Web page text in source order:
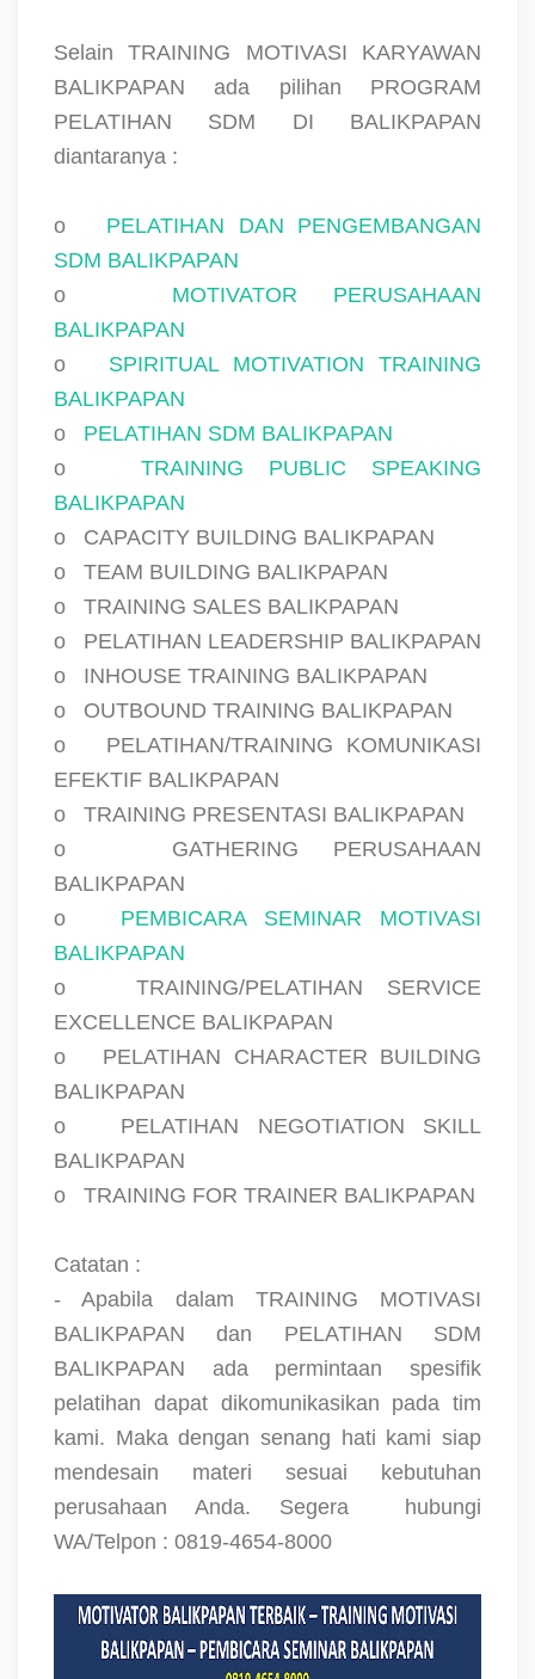
Selain TRAINING MOTIVASI KARYAWAN
BALIKPAPAN ada pilihan PROGRAM
PELATIHAN SDM DI BALIKPAPAN
diantaranya :
o
PELATIHAN DAN PENGEMBANGAN
SDM BALIKPAPAN
o
MOTIVATOR PERUSAHAAN
BALIKPAPAN
o
SPIRITUAL MOTIVATION TRAINING
BALIKPAPAN
o
PELATIHAN SDM BALIKPAPAN
o
TRAINING PUBLIC SPEAKING
BALIKPAPAN
o
CAPACITY BUILDING BALIKPAPAN
o
TEAM BUILDING BALIKPAPAN
o
TRAINING SALES BALIKPAPAN
o
PELATIHAN LEADERSHIP BALIKPAPAN
o
INHOUSE TRAINING BALIKPAPAN
o
OUTBOUND TRAINING BALIKPAPAN
o
PELATIHAN/TRAINING KOMUNIKASI
EFEKTIF BALIKPAPAN
o
TRAINING PRESENTASI BALIKPAPAN
o
GATHERING PERUSAHAAN
BALIKPAPAN
o
PEMBICARA SEMINAR MOTIVASI
BALIKPAPAN
o
TRAINING/PELATIHAN SERVICE
EXCELLENCE BALIKPAPAN
o
PELATIHAN CHARACTER BUILDING
BALIKPAPAN
o
PELATIHAN NEGOTIATION SKILL
BALIKPAPAN
o
TRAINING FOR TRAINER BALIKPAPAN
Catatan :
- Apabila dalam TRAINING MOTIVASI
BALIKPAPAN dan PELATIHAN SDM
BALIKPAPAN ada permintaan spesifik
pelatihan dapat dikomunikasikan pada tim
kami. Maka dengan senang hati kami siap
mendesain materi sesuai kebutuhan
perusahaan Anda. Segera
hubungi
WA/Telpon : 0819-4654-8000